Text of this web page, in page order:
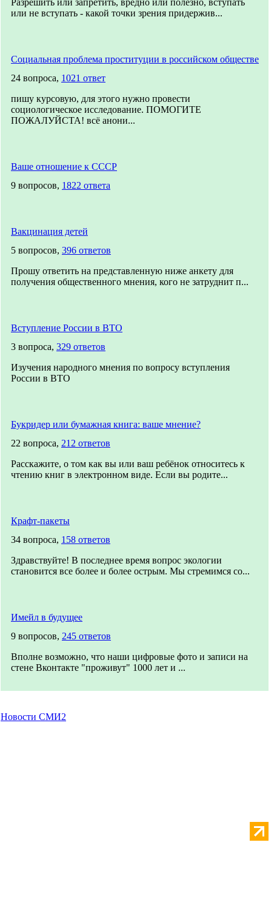
Разрешить или запретить, вредно или полезно, вступать
или не вступать - какой точки зрения придержив...
Социальная проблема проституции в российском обществе
24 вопроса, 1021 ответ
пишу курсовую, для этого нужно провести
социологическое исследование. ПОМОГИТЕ
ПОЖАЛУЙСТА! всё анони...
Ваше отношение к СССР
9 вопросов, 1822 ответа
Вакцинация детей
5 вопросов, 396 ответов
Прошу ответить на представленную ниже анкету для
получения общественного мнения, кого не затруднит п...
Вступление России в ВТО
3 вопроса, 329 ответов
Изучения народного мнения по вопросу вступления
России в ВТО
Букридер или бумажная книга: ваше мнение?
22 вопроса, 212 ответов
Расскажите, о том как вы или ваш ребёнок относитесь к
чтению книг в электронном виде. Если вы родите...
Крафт-пакеты
34 вопроса, 158 ответов
Здравствуйте! В последнее время вопрос экологии
становится все более и более острым. Мы стремимся со...
Имейл в будущее
9 вопросов, 245 ответов
Вполне возможно, что наши цифровые фото и записи на
стене Вконтакте "проживут" 1000 лет и ...
Новости СМИ2